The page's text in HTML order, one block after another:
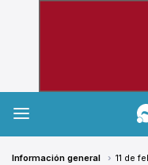
Información general 11 de